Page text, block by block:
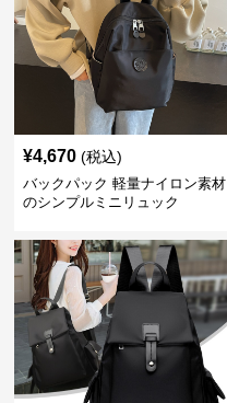
¥4,670 (税込)
バックパック 軽量ナイロン素材
のシンプルミニリュック